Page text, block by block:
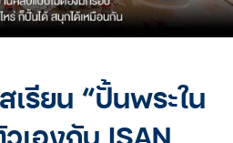
รียน “ปั้นพระใน